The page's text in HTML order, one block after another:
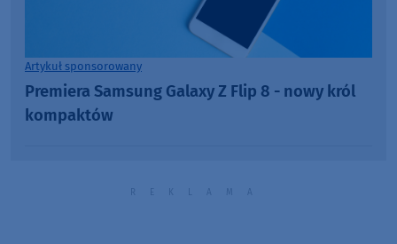
Artykuł sponsorowany
Premiera Samsung Galaxy Z Flip 8 - nowy król
kompaktów